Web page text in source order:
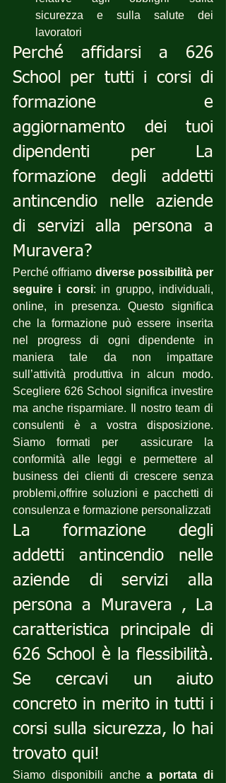
sicurezza e sulla salute dei
lavoratori
Perché affidarsi a 626
School per tutti i corsi di
formazione e
aggiornamento dei tuoi
dipendenti per La
formazione degli addetti
antincendio nelle aziende
di servizi alla persona a
Muravera?
Perché offriamo diverse possibilità per
seguire i corsi: in gruppo, individuali,
online, in presenza. Questo significa
che la formazione può essere inserita
nel progress di ogni dipendente in
maniera tale da non impattare
sull’attività produttiva in alcun modo.
Scegliere 626 School significa investire
ma anche risparmiare. Il nostro team di
consulenti è a vostra disposizione.
Siamo formati per  assicurare la
conformità alle leggi e permettere al
business dei clienti di crescere senza
problemi,offrire soluzioni e pacchetti di
consulenza e formazione personalizzati
La formazione degli
addetti antincendio nelle
aziende di servizi alla
persona a Muravera , La
caratteristica principale di
626 School è la flessibilità.
Se cercavi un aiuto
concreto in merito in tutti i
corsi sulla sicurezza, lo hai
trovato qui!
Siamo disponibili anche a portata di